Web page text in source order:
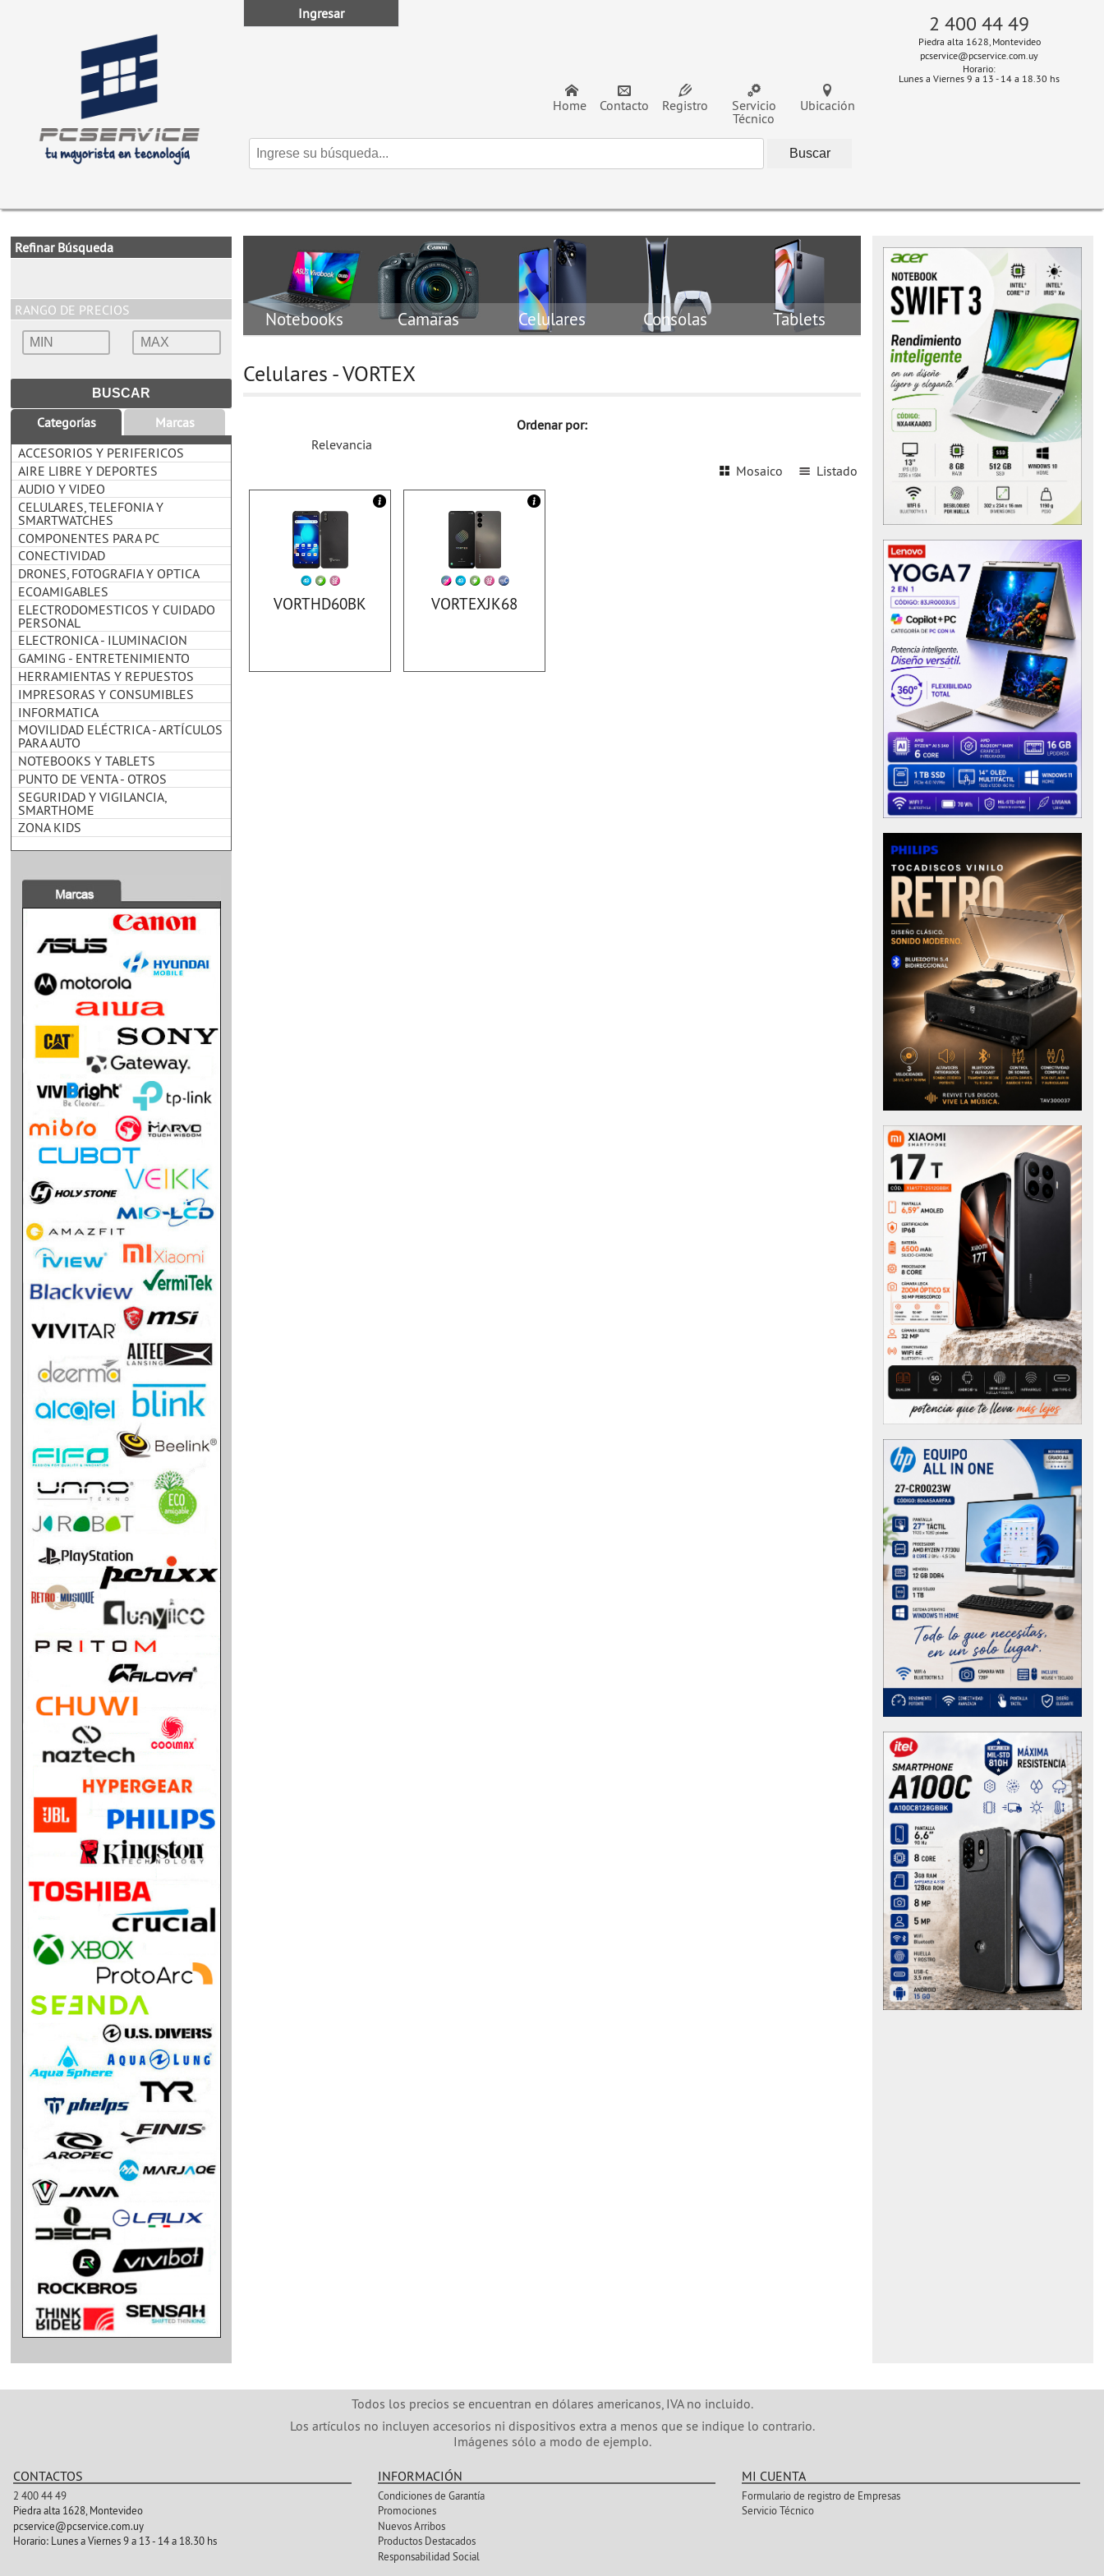
Ubicación
Servicio
Técnico
Registro
Contacto
Home
Ingresar 2 400 44 49
Piedra alta 1628, Montevideo
pcservice@pcservice.com.uy
Horario:
Lunes a Viernes 9 a 13 - 14 a 18.30 hs
Refinar Búsqueda
RANGO DE PRECIOS
Categorías
Marcas
ACCESORIOS Y PERIFERICOS
AIRE LIBRE Y DEPORTES
AUDIO Y VIDEO
CELULARES, TELEFONIA Y
SMARTWATCHES
COMPONENTES PARA PC
CONECTIVIDAD
DRONES, FOTOGRAFIA Y OPTICA
ECOAMIGABLES
ELECTRODOMESTICOS Y CUIDADO
PERSONAL
ELECTRONICA - ILUMINACION
GAMING - ENTRETENIMIENTO
HERRAMIENTAS Y REPUESTOS
IMPRESORAS Y CONSUMIBLES
INFORMATICA
MOVILIDAD ELÉCTRICA - ARTÍCULOS
PARA AUTO
NOTEBOOKS Y TABLETS
PUNTO DE VENTA - OTROS
SEGURIDAD Y VIGILANCIA,
SMARTHOME
ZONA KIDS
Notebooks Camaras Celulares Consolas Tablets
Celulares - VORTEX
Ordenar por:
Relevancia
Listado
Mosaico
VORTHD60BK VORTEXJK68
Todos los precios se encuentran en dólares americanos, IVA no incluido.
Los artículos no incluyen accesorios ni dispositivos extra a menos que se indique lo contrario.
Imágenes sólo a modo de ejemplo.
CONTACTOS
2 400 44 49
Piedra alta 1628, Montevideo
pcservice@pcservice.com.uy
Horario: Lunes a Viernes 9 a 13 - 14 a 18.30 hs
INFORMACIÓN
Condiciones de Garantía
Promociones
Nuevos Arribos
Productos Destacados
Responsabilidad Social
MI CUENTA
Formulario de registro de Empresas
Servicio Técnico